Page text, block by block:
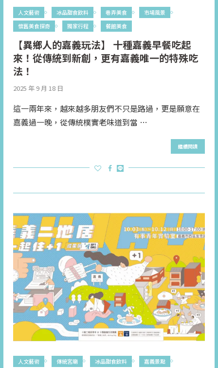
人文藝術 冰品甜食飲料 巷弄美食
市場風景
懷舊美食探奇
獨家行程 餐館美食
【異鄉人的嘉義玩法】 十種嘉義早餐吃起
來！從傳統到新創，更有嘉義唯一的特殊吃
法！
2025 年 9 月 18 日
這一兩年來，越來越多朋友們不只是路過，更是願意在
嘉義過一晚，從傳統樸實老味道到當 …
繼續閱讀
人文藝術 傳統宮廟 冰品甜食飲料
嘉義景點